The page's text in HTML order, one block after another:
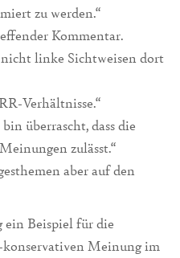
zu werden.“
Kommentar.
linke Sichtweisen dort
Verhältnisse.“
überrascht, dass die
zulässt.“
aber auf den
ein Beispiel für die
Meinung im